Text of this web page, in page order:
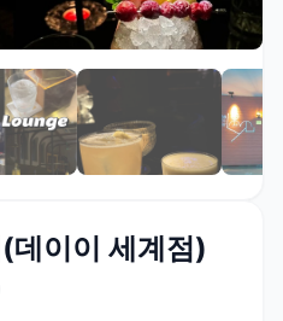
데이이 세계점)